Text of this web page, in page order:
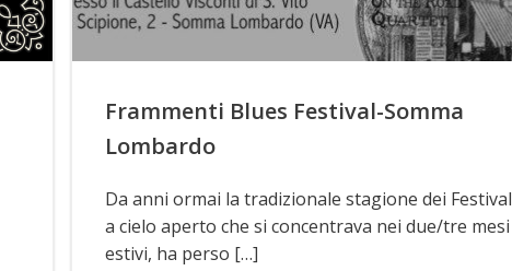
Frammenti Blues Festival-Somma
Lombardo
Da anni ormai la tradizionale stagione dei Festival
a cielo aperto che si concentrava nei due/tre mesi
estivi, ha perso […]